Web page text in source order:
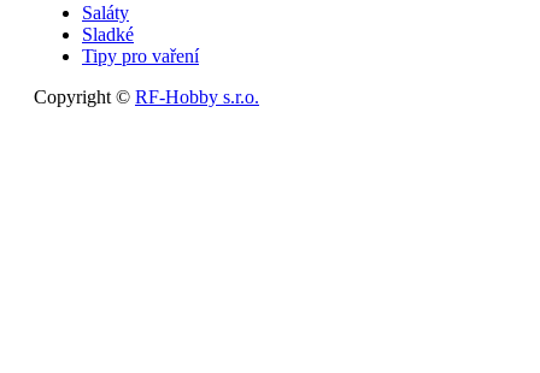
Saláty
Sladké
Tipy pro vaření
Copyright © RF-Hobby s.r.o.